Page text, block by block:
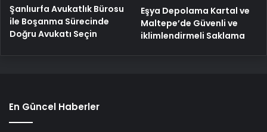
Şanlıurfa Avukatlık Bürosu
ile Boşanma Sürecinde
Doğru Avukatı Seçin
Eşya Depolama Kartal ve
Maltepe’de Güvenli ve
iklimlendirmeli Saklama
En Güncel Haberler